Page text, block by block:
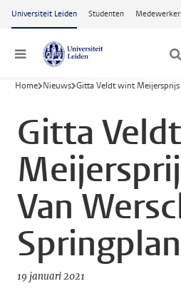
Ga naar hoofdinhoud
Universiteit Leiden Studenten
Menu
Home Nieuws Gitta Veldt wint
Gitta
Van
19 januari 2021